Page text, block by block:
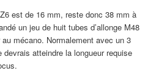
est de 16 mm, reste donc 38 mm à
un jeu de huit tubes d’allonge M48
mécano. Normalement avec un 3
atteindre la longueur requise